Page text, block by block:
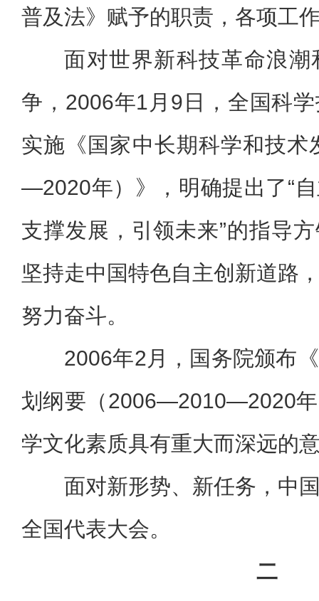
普及法》赋予的职责，各项工
面对世界新科技革命浪
争，2006年1月9日，全国科
实施《国家中长期科学和技术
―2020年）》，明确提出了“
支撑发展，引领未来”的指导
坚持走中国特色自主创新道路
努力奋斗。
2006年2月，国务院颁布
划纲要（2006—2010—2020年
学文化素质具有重大而深远的
面对新形势、新任务，中
全国代表大会。
二